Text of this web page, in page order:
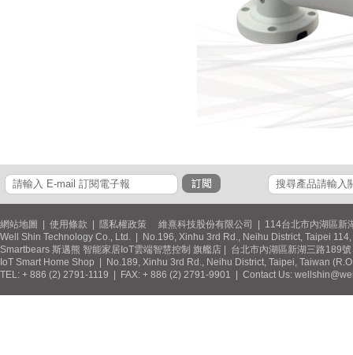
網站地圖 使用條款 隱私權政策 維熹科技股份有限公司 | 114台北市內湖區新
Well Shin Technology Co., Ltd. | No.196, Xinhu 3rd Rd., Neihu District, Taipei
Smartbears 斯邁熊 智能家居IoT雲端智慧控制 旗艦店 | 台北市內湖區新湖三路189
IoT Smart Home Shop | No.189, Xinhu 3rd Rd., Neihu District, Taipei, Taiwan
TEL: + 886 (2) 2791-1119 | FAX: + 886 (2) 2791-9901 | Contact Us: